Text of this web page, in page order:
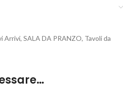
Arrivi, SALA DA PRANZO, Tavoli da